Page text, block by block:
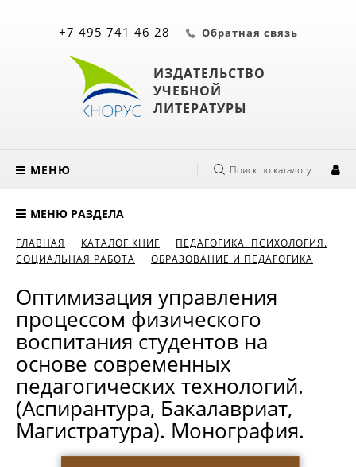
ИЗДАТЕЛЬСТВО
УЧЕБНОЙ
ЛИТЕРАТУРЫ
+7 495 741 46 28 Обратная связь
МЕНЮ Поиск по каталогу
МЕНЮ РАЗДЕЛА
ГЛАВНАЯ КАТАЛОГ КНИГ
ПЕДАГОГИКА. ПСИХОЛОГИЯ.
СОЦИАЛЬНАЯ РАБОТА
ОБРАЗОВАНИЕ И ПЕДАГОГИКА
Оптимизация управления
процессом физического
воспитания студентов на
основе современных
педагогических технологий.
(Аспирантура, Бакалавриат,
Магистратура). Монография.